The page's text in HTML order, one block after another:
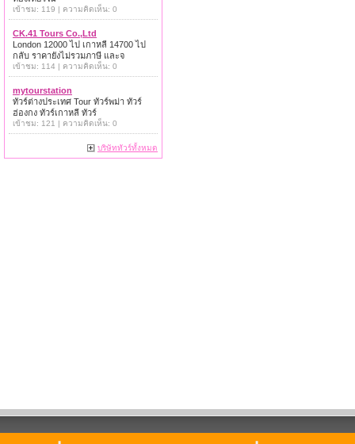
เข้าชม: 119 | ความคิดเห็น: 0
CK.41 Tours Co.,Ltd
London 12000 ไป เกาหลี 14700 ไป
กลับ ราคายังไม่รวมภาษี และจ
เข้าชม: 114 | ความคิดเห็น: 0
mytourstation
ทัวร์ต่างประเทศ Tour ทัวร์พม่า ทัวร์
ฮ่องกง ทัวร์เกาหลี ทัวร์
เข้าชม: 121 | ความคิดเห็น: 0
บริษัททัวร์ทั้งหมด